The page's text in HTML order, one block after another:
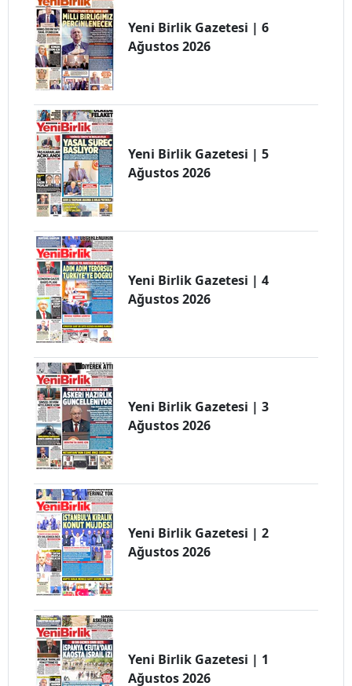
Yeni Birlik Gazetesi | 6
Ağustos 2026
Yeni Birlik Gazetesi | 5
Ağustos 2026
Yeni Birlik Gazetesi | 4
Ağustos 2026
Yeni Birlik Gazetesi | 3
Ağustos 2026
Yeni Birlik Gazetesi | 2
Ağustos 2026
Yeni Birlik Gazetesi | 1
Ağustos 2026